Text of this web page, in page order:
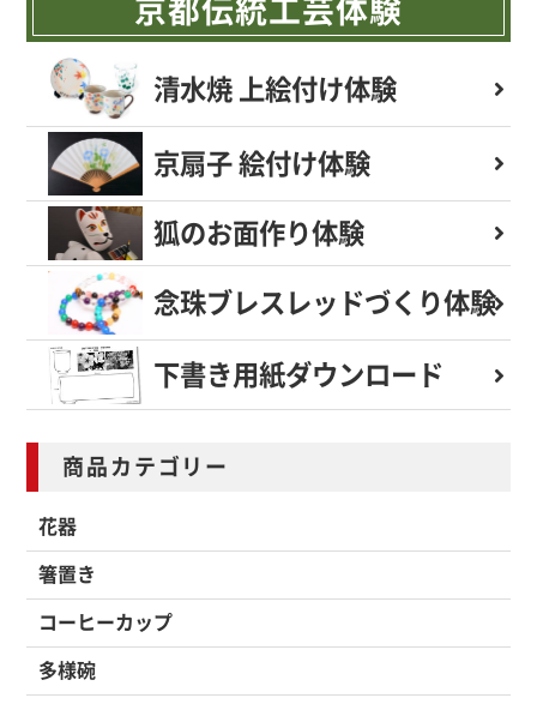
京都伝統工芸体験
清水焼 上絵付け体験
京扇子 絵付け体験
狐のお面作り体験
念珠ブレスレッドづくり体験
下書き用紙ダウンロード
商品カテゴリー
花器
箸置き
コーヒーカップ
多様碗